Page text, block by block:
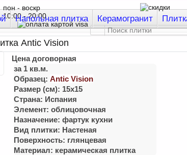
пон - воскр
10:00 - 20:00
Напольная плитка Керамогранит
Antic Vision
Цена договорная
за 1 кв.м.
Образец:Antic Vision
Размер (см): 15x15
Страна: Испания
Элемент: облицовочная
Назначение: фартук кухни
Вид плитки: Настеная
Поверхность: глянцевая
Материал: керамическая плитка